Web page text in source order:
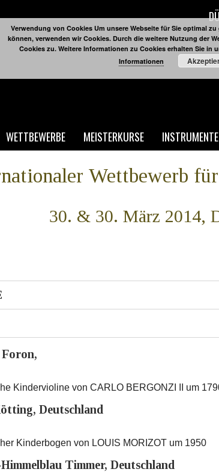
WETTBEWERBE MEISTERKURSE INSTRUMENTE
Wettbewerb
30. & 30. März 2014,
Kindervioline von CARLO BERGONZI II um
Deutschland
Kinderbogen von LOUIS MORIZOT um 1950
Timmer, Deutschland
Verwendung von Cookies Um unsere Webseite für Sie optimal
können, verwenden wir Cookies. Durch die weitere Nutzung der
Cookies zu. Weitere Informationen zu Cookies erhalten Sie in
Informationen